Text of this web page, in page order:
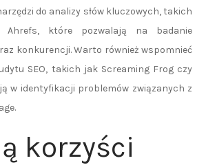
do analizy słów kluczowych, takich
Ahrefs, które pozwalają na badanie
konkurencji. Warto również wspomnieć
SEO, takich jak Screaming Frog czy
w identyfikacji problemów związanych z
korzyści